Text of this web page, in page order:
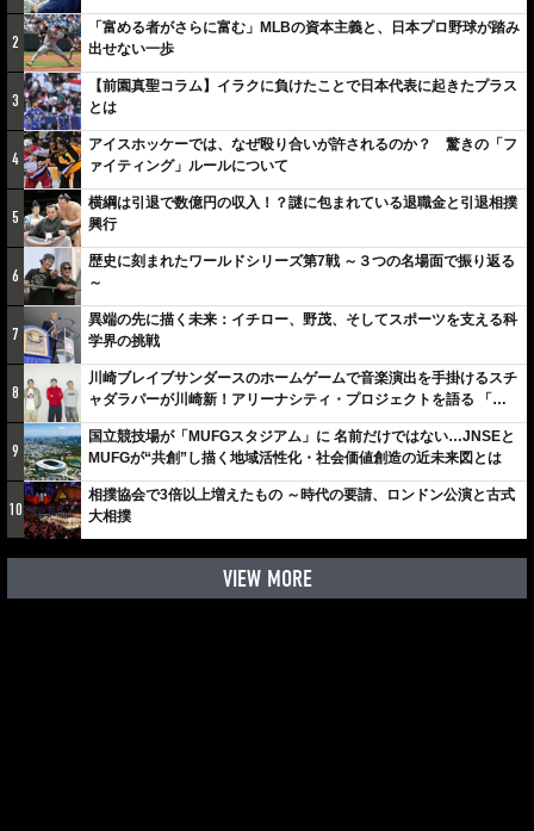
2
「富める者がさらに富む」MLBの資本主義と、日本プロ野球が踏み
出せない一歩
3
【前園真聖コラム】イラクに負けたことで日本代表に起きたプラス
とは
4
アイスホッケーでは、なぜ殴り合いが許されるのか？ 驚きの「フ
ァイティング」ルールについて
5
横綱は引退で数億円の収入！？謎に包まれている退職金と引退相撲
興行
6
歴史に刻まれたワールドシリーズ第7戦 ～３つの名場面で振り返る
～
7
異端の先に描く未来：イチロー、野茂、そしてスポーツを支える科
学界の挑戦
8
川崎ブレイブサンダースのホームゲームで音楽演出を手掛けるスチ
ャダラパーが川崎新！アリーナシティ・プロジェクトを語る 「楽
しみでしかないでしょ。川崎は、ずっと成長曲線だから」
9
国立競技場が「MUFGスタジアム」に 名前だけではない…JNSEと
MUFGが“共創”し描く地域活性化・社会価値創造の近未来図とは
10
相撲協会で3倍以上増えたもの ～時代の要請、ロンドン公演と古式
大相撲
VIEW MORE